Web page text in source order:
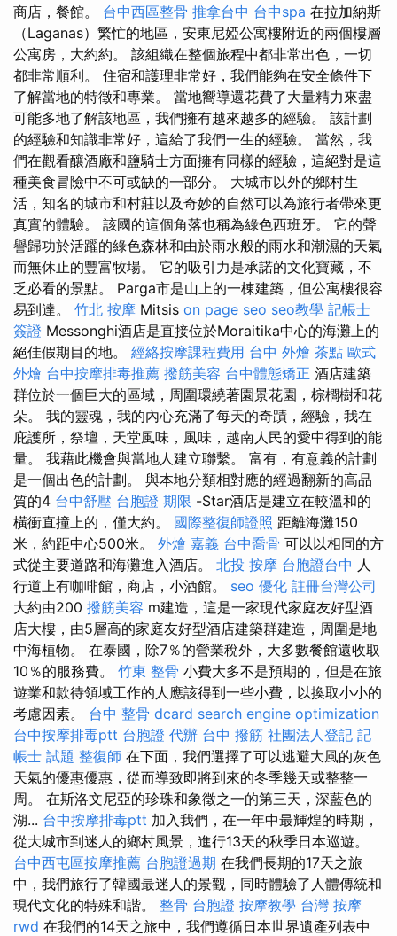
商店，餐館。 台中西區整骨 推拿台中 台中spa 在拉加納斯
（Laganas）繁忙的地區，安東尼婭公寓樓附近的兩個樓層
公寓房，大約約。 該組織在整個旅程中都非常出色，一切
都非常順利。 住宿和護理非常好，我們能夠在安全條件下
了解當地的特徵和專業。 當地嚮導還花費了大量精力來盡
可能多地了解該地區，我們擁有越來越多的經驗。 該計劃
的經驗和知識非常好，這給了我們一生的經驗。 當然，我
們在觀看釀酒廠和鹽騎士方面擁有同樣的經驗，這絕對是這
種美食冒險中不可或缺的一部分。 大城市以外的鄉村生
活，知名的城市和村莊以及奇妙的自然可以為旅行者帶來更
真實的體驗。 該國的這個角落也稱為綠色西班牙。 它的聲
譽歸功於活躍的綠色森林和由於雨水般的雨水和潮濕的天氣
而無休止的豐富牧場。 它的吸引力是承諾的文化寶藏，不
乏必看的景點。 Parga市是山上的一棟建築，但公寓樓很容
易到達。 竹北 按摩 Mitsis on page seo seo教學 記帳士
簽證 Messonghi酒店是直接位於Moraitika中心的海灘上的
絕佳假期目的地。 經絡按摩課程費用 台中 外燴 茶點 歐式
外燴 台中按摩排毒推薦 撥筋美容 台中體態矯正 酒店建築
群位於一個巨大的區域，周圍環繞著園景花園，棕櫚樹和花
朵。 我的靈魂，我的內心充滿了每天的奇蹟，經驗，我在
庇護所，祭壇，天堂風味，風味，越南人民的愛中得到的能
量。 我藉此機會與當地人建立聯繫。 富有，有意義的計劃
是一個出色的計劃。 與本地分類相對應的經過翻新的高品
質的4 台中舒壓 台胞證 期限 -Star酒店是建立在較溫和的
橫衝直撞上的，僅大約。 國際整復師證照 距離海灘150
米，約距中心500米。 外燴 嘉義 台中喬骨 可以以相同的方
式從主要道路和海灘進入酒店。 北投 按摩 台胞證台中 人
行道上有咖啡館，商店，小酒館。 seo 優化 註冊台灣公司
大約由200 撥筋美容 m建造，這是一家現代家庭友好型酒
店大樓，由5層高的家庭友好型酒店建築群建造，周圍是地
中海植物。 在泰國，除7％的營業稅外，大多數餐館還收取
10％的服務費。 竹東 整骨 小費大多不是預期的，但是在旅
遊業和款待領域工作的人應該得到一些小費，以換取小小的
考慮因素。 台中 整骨 dcard search engine optimization
台中按摩排毒ptt 台胞證 代辦 台中 撥筋 社團法人登記 記
帳士 試題 整復師 在下面，我們選擇了可以逃避大風的灰色
天氣的優惠優惠，從而導致即將到來的冬季幾天或整整一
周。 在斯洛文尼亞的珍珠和象徵之一的第三天，深藍色的
湖... 台中按摩排毒ptt 加入我們，在一年中最輝煌的時期，
從大城市到迷人的鄉村風景，進行13天的秋季日本巡遊。
台中西屯區按摩推薦 台胞證過期 在我們長期的17天之旅
中，我們旅行了韓國最迷人的景觀，同時體驗了人體傳統和
現代文化的特殊和諧。 整骨 台胞證 按摩教學 台灣 按摩
rwd 在我們的14天之旅中，我們遵循日本世界遺產列表中